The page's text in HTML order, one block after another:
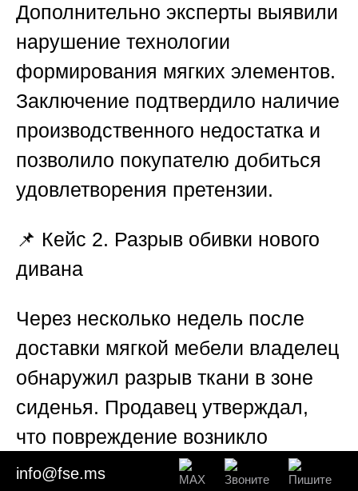
Дополнительно эксперты выявили
нарушение технологии
формирования мягких элементов.
Заключение подтвердило наличие
производственного недостатка и
позволило покупателю добиться
удовлетворения претензии.
📌 Кейс 2. Разрыв обивки нового
дивана
Через несколько недель после
доставки мягкой мебели владелец
обнаружил разрыв ткани в зоне
сиденья. Продавец утверждал,
что повреждение возникло
вследствие механического
info@fse.ms